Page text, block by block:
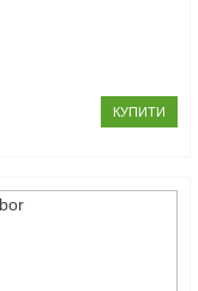
КУПИТИ